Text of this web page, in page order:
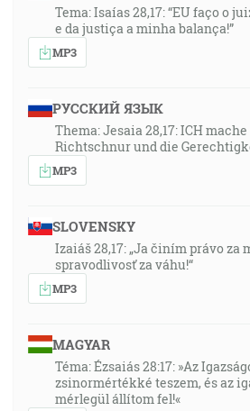
Tema: Isaías 28,17: “EU faço o
e da justiça a minha balança!”
MP3
РУССКИЙ ЯЗЫК
Thema: Jesaia 28,17: ICH
Richtschnur und die
MP3
SLOVENSKY
Izaiáš 28,17: „Ja činím právo za
spravodlivosť za váhu!“
MP3
MAGYAR
Téma: Ézsaiás 28:17: »Az
zsinormértékké teszem, és az
mérlegül állítom fel!«